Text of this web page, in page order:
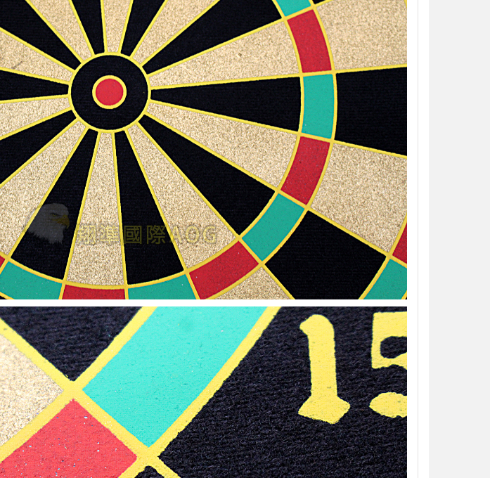
【翔準AOG】G&G CM16-BATTO
CQB 裝飾彈電動槍 M-LOK CGG-
CM16BAT AEG
NT$6200元 NT$ 元
加入購物車
【翔準AOG】SNA Pink Venom GBB
瓦斯手槍 粉紅毒液 特仕版 CNC 日本
MARUI 系統 含裝飾彈 清脆滑套 送禮
情人節
NT$12800元 NT$ 元
加入購物車
【翔準AOG】S&T UFC M4彈匣 AEG
無聲彈匣(盒裝)5入 130連 沙
DAMAG36VTA M4/AR15系列 電動
槍匣
NT$799元 NT$ 元
加入購物車
【翔準AOG】S&T M4彈匣 300連
藍/橙/綠/紅 DAMAG38BK AR/M4金
屬彈匣 電動槍彈匣
NT$420元 NT$ 元
加入購物車
【翔準AOG】MIT 橡膠
暴彈 1.14g 100顆罐裝 台灣
NT$150元
【翔準】WoSporT 摺疊導
03 MOLLE掛載 戰術背心胸